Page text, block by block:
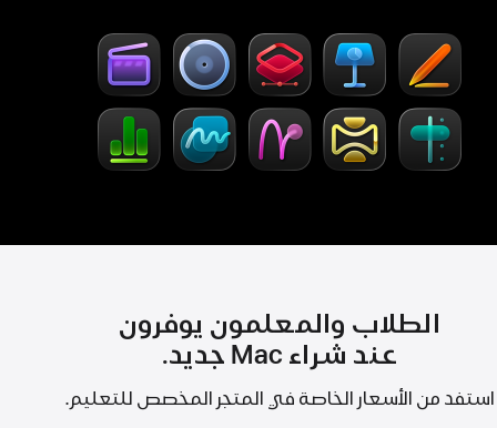
Creator Studio
new
window)
الطلاب والمعلمون يوفرون
عند شراء Mac جديد.
استفد من الأسعار الخاصة في المتجر المخصص للتعليم.